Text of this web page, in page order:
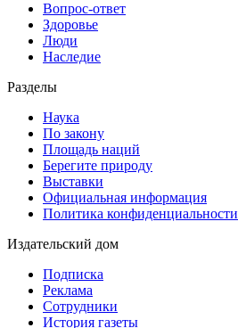
Вопрос-ответ
Здоровье
Люди
Наследие
Разделы
Наука
По закону
Площадь наций
Берегите природу
Выставки
Официальная информация
Политика конфиденциальности
Издательский дом
Подписка
Реклама
Сотрудники
История газеты